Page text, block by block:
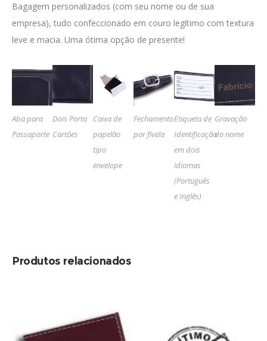
Bagagem personalizados (com seu nome ou de sua
empresa), tudo confeccionado em couro legítimo com textura
leve e macia. Uma ótima opção de presente!
Aba para
Passaporte
Dois Porta
Cartões
Caixa de
papelão
tipo
envelope
Fechamento
por fivela
Etiqueta de
Identificação
em dois
idiomas
(Português
e Inglês)
Gravação
do nome
Produtos relacionados